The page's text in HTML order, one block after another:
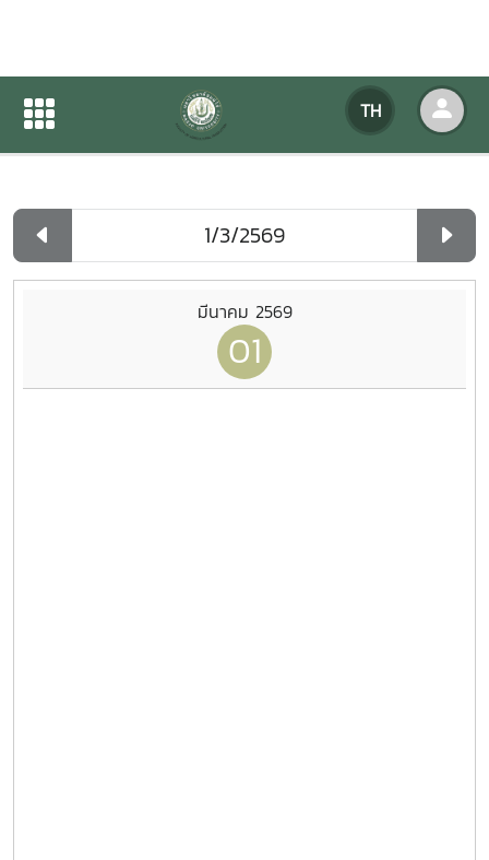
TH
ปฏิทินกิจกรรมของหน่วยงาน
ปฏิทินกิจกรรมของหน่วยงาน
มีนาคม 2569
01